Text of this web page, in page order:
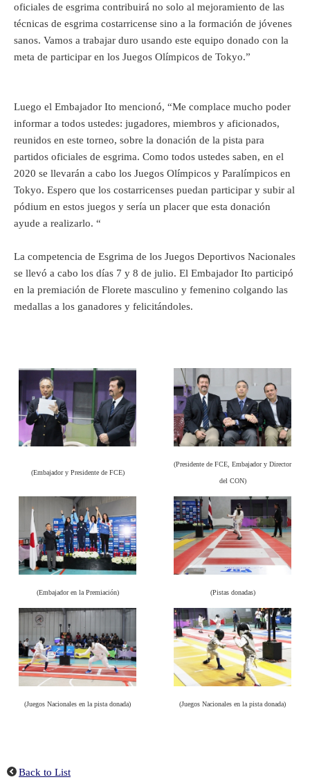
oficiales de esgrima contribuirá no solo al mejoramiento de las
técnicas de esgrima costarricense sino a la formación de jóvenes
sanos. Vamos a trabajar duro usando este equipo donado con la
meta de participar en los Juegos Olímpicos de Tokyo.”
Luego el Embajador Ito mencionó, “Me complace mucho poder
informar a todos ustedes: jugadores, miembros y aficionados,
reunidos en este torneo, sobre la donación de la pista para
partidos oficiales de esgrima. Como todos ustedes saben, en el
2020 se llevarán a cabo los Juegos Olímpicos y Paralímpicos en
Tokyo. Espero que los costarricenses puedan participar y subir al
pódium en estos juegos y sería un placer que esta donación
ayude a realizarlo. “
La competencia de Esgrima de los Juegos Deportivos Nacionales
se llevó a cabo los días 7 y 8 de julio. El Embajador Ito participó
en la premiación de Florete masculino y femenino colgando las
medallas a los ganadores y felicitándoles.
(Embajador y Presidente de FCE)
(Presidente de FCE, Embajador y Director
del CON)
(Embajador en la Premiación) (Pistas donadas)
(Juegos Nacionales en la pista donada) (Juegos Nacionales en la pista donada)
Back to List